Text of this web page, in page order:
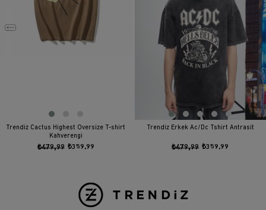
Trendiz Cactus Highest Oversize T-shirt
Kahverengi
₺359,99
₺479,99
Trendiz Erkek Ac/Dc Tshirt Antrasit
₺359,99
₺479,99